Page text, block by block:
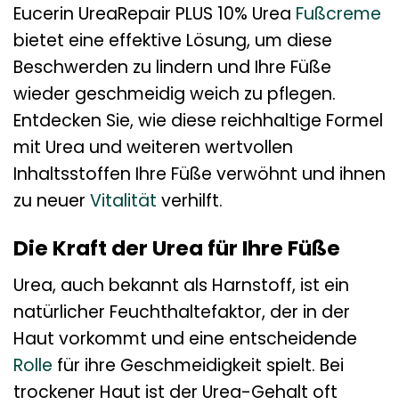
Eucerin UreaRepair PLUS 10% Urea Fußcreme
bietet eine effektive Lösung, um diese
Beschwerden zu lindern und Ihre Füße
wieder geschmeidig weich zu pflegen.
Entdecken Sie, wie diese reichhaltige Formel
mit Urea und weiteren wertvollen
Inhaltsstoffen Ihre Füße verwöhnt und ihnen
zu neuer Vitalität verhilft.
Die Kraft der Urea für Ihre Füße
Urea, auch bekannt als Harnstoff, ist ein
natürlicher Feuchthaltefaktor, der in der
Haut vorkommt und eine entscheidende
Rolle für ihre Geschmeidigkeit spielt. Bei
trockener Haut ist der Urea-Gehalt oft